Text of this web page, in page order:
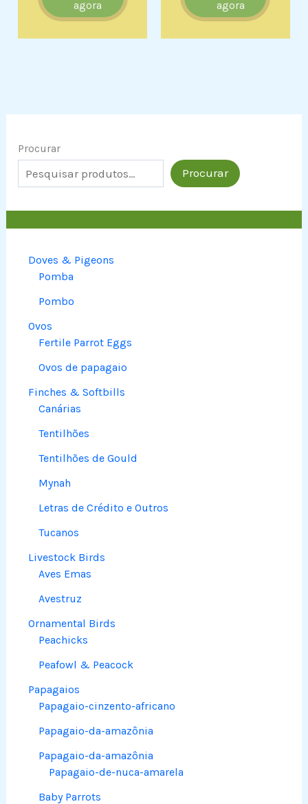
Procurar
Procurar
Doves & Pigeons
Pomba
Pombo
Ovos
Fertile Parrot Eggs
Ovos de papagaio
Finches & Softbills
Canárias
Tentilhões
Tentilhões de Gould
Mynah
Letras de Crédito e Outros
Tucanos
Livestock Birds
Aves Emas
Avestruz
Ornamental Birds
Peachicks
Peafowl & Peacock
Papagaios
Papagaio-cinzento-africano
Papagaio-da-amazônia
Papagaio-da-amazônia
Papagaio-de-nuca-amarela
Baby Parrots
agora agora